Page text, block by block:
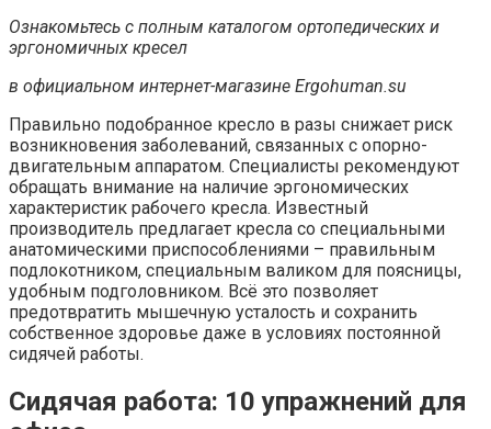
Ознакомьтесь с полным каталогом ортопедических и
эргономичных кресел
в официальном интернет-магазине Ergohuman.su
Правильно подобранное кресло в разы снижает риск
возникновения заболеваний, связанных с опорно-
двигательным аппаратом. Специалисты рекомендуют
обращать внимание на наличие эргономических
характеристик рабочего кресла. Известный
производитель предлагает кресла со специальными
анатомическими приспособлениями – правильным
подлокотником, специальным валиком для поясницы,
удобным подголовником. Всё это позволяет
предотвратить мышечную усталость и сохранить
собственное здоровье даже в условиях постоянной
сидячей работы.
Сидячая работа: 10 упражнений для